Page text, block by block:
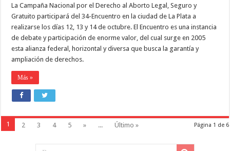
DE
LA
La Campaña Nacional por el Derecho al Aborto Legal, Seguro y
Gratuito participará del 34-Encuentro en la ciudad de La Plata a
realizarse los días 12, 13 y 14 de octubre. El Encuentro es una instancia
de debate y participación de enorme valor, del cual surge en 2005
esta alianza federal, horizontal y diversa que busca la garantía y
ampliación de derechos.
Más »
Página 1 de 6
1 2 3 4 5 » ... Último »